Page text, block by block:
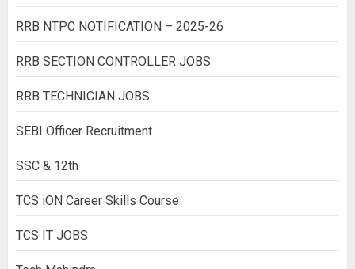
RRB NTPC NOTIFICATION – 2025-26
RRB SECTION CONTROLLER JOBS
RRB TECHNICIAN JOBS
SEBI Officer Recruitment
SSC & 12th
TCS iON Career Skills Course
TCS IT JOBS